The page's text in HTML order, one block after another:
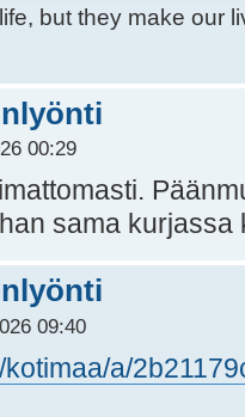
but they make our
00:29
sama kurjassa
09:40
a/